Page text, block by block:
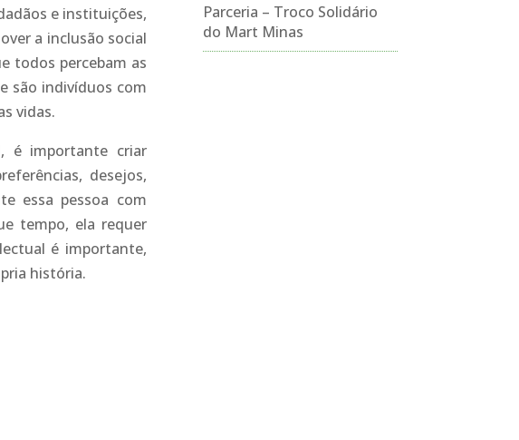
e instituições,
a inclusão social
todos percebam as
são indivíduos com
vidas.
é importante criar
desejos,
essa pessoa com
tempo, ela requer
é importante,
história.
Parceria – Troco Solidário
do Mart Minas